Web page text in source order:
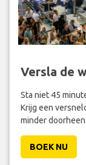
Versla de
Sta niet 45
Krijg een
minder doorheen.
BOEK NU